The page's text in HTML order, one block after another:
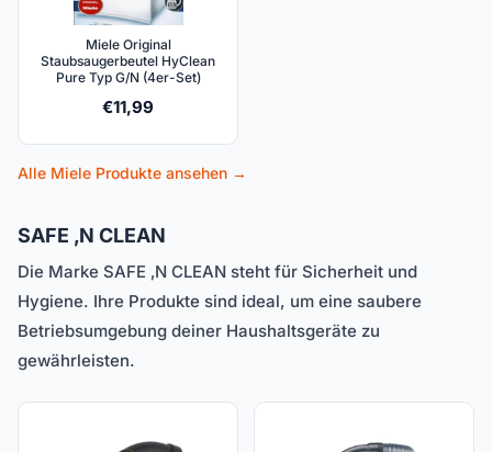
Miele Original
Staubsaugerbeutel HyClean
Pure Typ G/N (4er-Set)
€11,99
Alle Miele Produkte ansehen →
SAFE ‚N CLEAN
Die Marke SAFE ‚N CLEAN steht für Sicherheit und
Hygiene. Ihre Produkte sind ideal, um eine saubere
Betriebsumgebung deiner Haushaltsgeräte zu
gewährleisten.